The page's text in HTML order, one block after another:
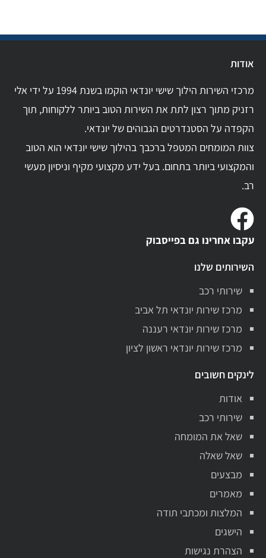
אודות
מרכזי השירות הילוך שישי יונדאי הוקמו בשנת 1994 על ידי אלי
רזניק מתוך רצון לתת את השירות הטוב ביותר ללקוחות, תוך
הקפדה על הסטנדרטים הגבוהים של יונדאי.
צוות המומחים המטפל ברכבך בהילוך שישי יונדאי הוא הטוב
והמקצועי ביותר בתחום. בעל ידע מקצועי מקיף וניסיון מעשי
רב.
עקבו אחרינו גם בפייסבוק
השירותים שלנו
שירותי רכב
מרכז שירות יונדאי תל אביב
מרכז שירות יונדאי רעננה
מרכז שירות יונדאי ראשון לציון
לינקים חשובים
אודות
שירותי רכב
שאל את המומחה
שאל שאלה
מבצעים
מאמרים
המלצות ומכתבי תודה
הישגים
הצהרת נגישות